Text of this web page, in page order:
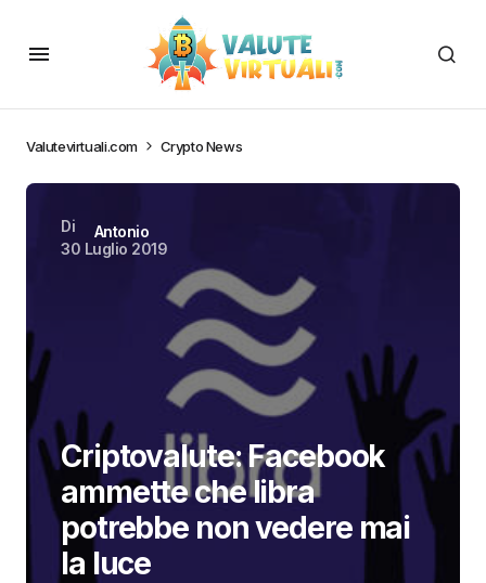
Valutevirtuali.com Crypto News
Di
Antonio
30 Luglio 2019
Criptovalute: Facebook
ammette che libra
potrebbe non vedere mai
la luce